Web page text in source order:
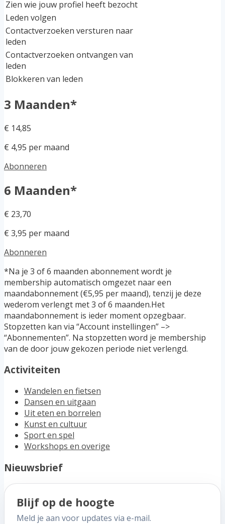
Zien wie jouw profiel heeft bezocht
Leden volgen
Contactverzoeken versturen naar
leden
Contactverzoeken ontvangen van
leden
Blokkeren van leden
3 Maanden*
€ 14,85
€ 4,95 per maand
Abonneren
6 Maanden*
€ 23,70
€ 3,95 per maand
Abonneren
*Na je 3 of 6 maanden abonnement wordt je
membership automatisch omgezet naar een
maandabonnement (€5,95 per maand), tenzij je deze
wederom verlengt met 3 of 6 maanden.Het
maandabonnement is ieder moment opzegbaar.
Stopzetten kan via “Account instellingen” –>
“Abonnementen”. Na stopzetten word je membership
van de door jouw gekozen periode niet verlengd.
Activiteiten
Wandelen en fietsen
Dansen en uitgaan
Uit eten en borrelen
Kunst en cultuur
Sport en spel
Workshops en overige
Nieuwsbrief
Blijf op de hoogte
Meld je aan voor updates via e-mail.